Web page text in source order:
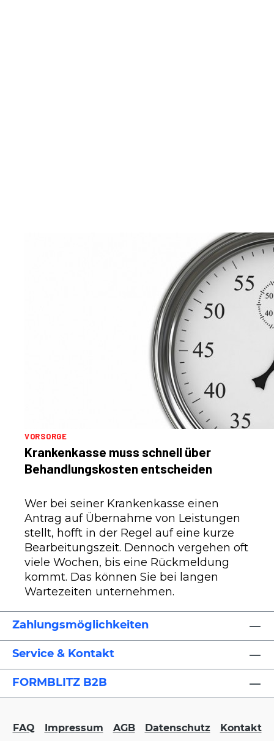
VORSORGE
Krankenkasse muss schnell über
Behandlungskosten entscheiden
Wer bei seiner Krankenkasse einen
Antrag auf Übernahme von Leistungen
stellt, hofft in der Regel auf eine kurze
Bearbeitungszeit. Dennoch vergehen oft
viele Wochen, bis eine Rückmeldung
kommt. Das können Sie bei langen
Wartezeiten unternehmen.
Zahlungsmöglichkeiten
Service & Kontakt
FORMBLITZ B2B
FAQ Impressum AGB Datenschutz Kontakt